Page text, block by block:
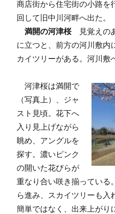
商店街から住宅街の小路を
回して旧中川河畔へ出た。
満開の河津桜見覚えの
に立つと、前方の河川敷内
カイツリーがある。河川敷
河津桜は満開で
（写真上）、ジャ
スト見頃。花下へ
入り見上げながら
眺め、アングルを
探す。濃いピンク
の開いた花びらが
重なり合い咲き揃っている
ら進み、スカイツリーも入
簡単ではなく、出来上がり